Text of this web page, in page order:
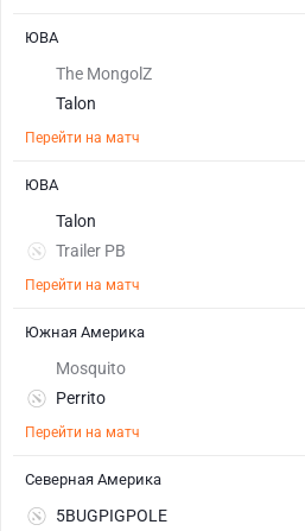
The MongolZ
Talon
Перейти на матч
ЮВА
Talon
Trailer PB
Перейти на матч
ЮВА
Mosquito
Perrito
Перейти на матч
Южная Америка
5BUGPIGPOLE
Северная Америка